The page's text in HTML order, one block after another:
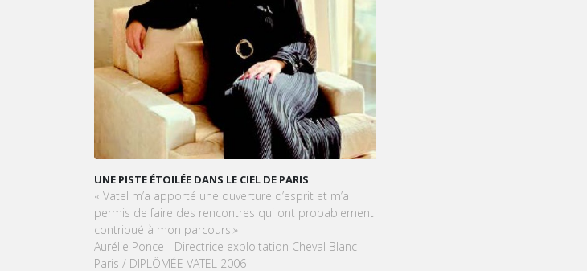
ont probablement
Cheval Blanc
KARINE SEBBAN-BENZAZON EST NOMMÉE PRÉSIDENTE
DU GROUPE VATEL
Le groupe VATEL, spécialisé dans l’enseignement du
Management de l’Hôtellerie et du Tourisme, annonce
la nomination de Karine Sebban-Benzazon au poste
de Présidente.